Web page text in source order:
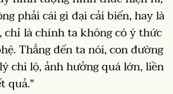
phải cái gì đại cải biến, hay là
là chính ta không có ý thức
Thẳng đến ta nói, con đường
chi lộ, ảnh hưởng quá lớn, liền
quả."